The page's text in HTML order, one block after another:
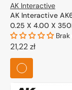
AK Interactive
AK Interactive
0.25 X 4.00 X
STRIP – 10 UNITS
Cena
regularna
21,22 zł